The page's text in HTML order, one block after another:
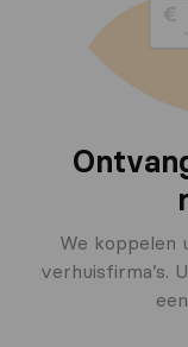
We koppelen
verhuisfirma’s.